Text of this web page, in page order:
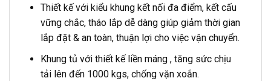
Thiết kế với kiểu khung kết nối đa điểm, kết cấu
vững chắc, tháo lắp dễ dàng giúp giảm thời gian
lắp đặt & an toàn, thuận lợi cho việc vận chuyển.
Khung tủ với thiết kế liền máng , tăng sức chịu
tải lên đến 1000 kgs, chống vặn xoắn.